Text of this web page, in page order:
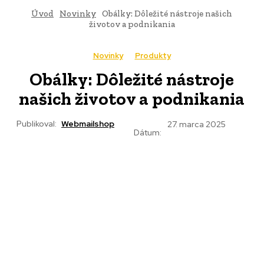
Úvod Novinky Obálky: Dôležité nástroje našich
životov a podnikania
Novinky Produkty
Obálky: Dôležité nástroje
našich životov a podnikania
Publikoval: Webmailshop
Dátum:
27. marca 2025